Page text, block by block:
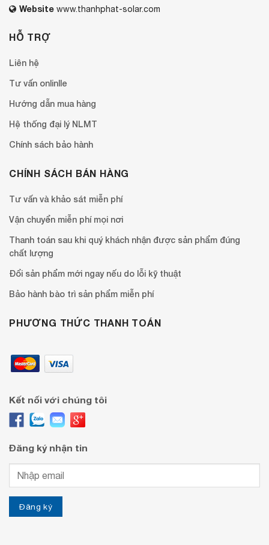
Website www.thanhphat-solar.com
HỖ TRỢ
Liên hệ
Tư vấn onlinlle
Hướng dẫn mua hàng
Hệ thống đại lý NLMT
Chính sách bảo hành
CHÍNH SÁCH BÁN HÀNG
Tư vấn và khảo sát miễn phí
Vận chuyển miễn phí mọi nơi
Thanh toán sau khi quý khách nhận được sản phẩm đúng
chất lượng
Đổi sản phẩm mới ngay nếu do lỗi kỹ thuật
Bảo hành bào trì sản phẩm miễn phí
PHƯƠNG THỨC THANH TOÁN
Kết nối với chúng tôi
Đăng ký nhận tin